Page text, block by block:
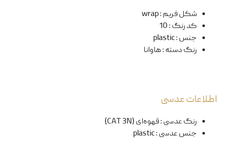
شکل فریم:
wrap
کد رنگ:
10
جنس:
plastic
رنگ دسته:هاوانا
اطلاعات عدسی
رنگ عدسی:قهوه‌ای (CAT 3N)
جنس عدسی:
plastic